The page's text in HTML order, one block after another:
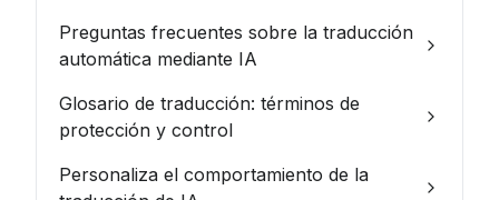
Preguntas frecuentes sobre la traducción
automática mediante IA
Glosario de traducción: términos de
protección y control
Personaliza el comportamiento de la